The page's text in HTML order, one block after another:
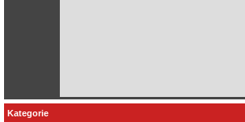
Kategorie